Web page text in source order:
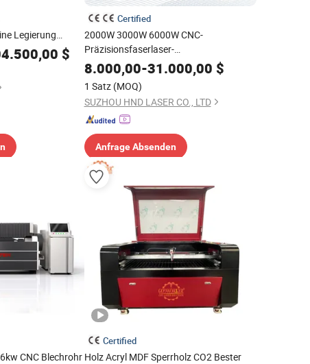
Legierung
$
Certified
2000W 3000W 6000W CNC-
Präzisionsfaserlaser-
Schablonenrohrrohrschneidgravurmaschine
Preis automatischer Schneider
Gravurmaschine für Metall-
Aluminiumblechplatte schneiden
8.000,00-31.000,00 $
1 Satz (MOQ)
SUZHOU HND LASER CO., LTD
Anfrage Absenden
CNC Blechrohr
Certified
Holz Acryl MDF Sperrholz CO2 Bester